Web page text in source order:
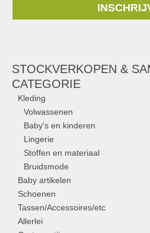
STOCKVERKOPEN &
CATEGORIE
Kleding
Volwassenen
Baby's en kinderen
Lingerie
Stoffen en materiaal
Bruidsmode
Baby artikelen
Schoenen
Tassen/Accessoires/etc
Allerlei